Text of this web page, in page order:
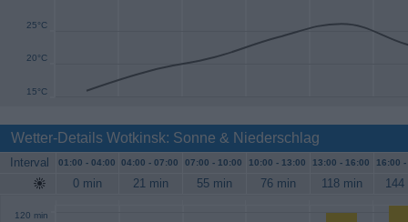
15°C
20°C
25°C
Wetter-Details Wotkinsk: Sonne & Niederschlag
Interval 01:00 - 04:00 04:00 - 07:00 07:00 - 10:00 10:00 - 13:00 13:00 - 16:00 16:00 -
0 min 21 min 55 min 76 min 118 min 144
120 min